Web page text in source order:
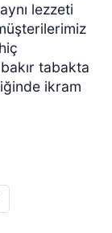
lezzeti
tabakta
ikram